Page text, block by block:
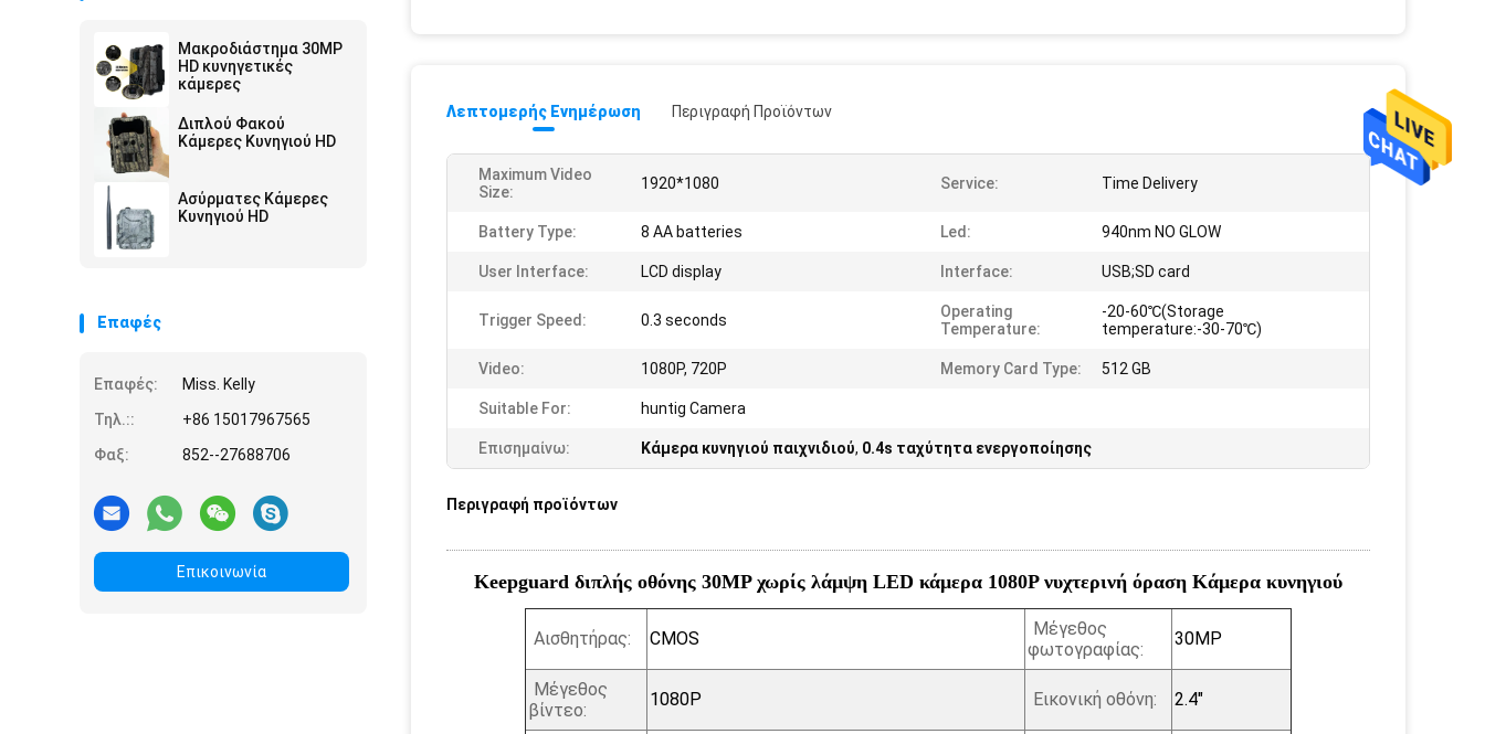
Μακροδιάστημα 30MP
HD κυνηγετικές
κάμερες
Διπλού Φακού
Κάμερες Κυνηγιού HD
Ασύρματες Κάμερες
Κυνηγιού HD
Επαφές
Επαφές:
Miss. Kelly
Τηλ.::
+86 15017967565
Φαξ:
852--27688706
Επικοινωνία
Λεπτομερής Ενημέρωση Περιγραφή Προϊόντων
Maximum Video
Size:
1920*1080 Service: Time Delivery
Battery Type: 8 AA batteries Led: 940nm NO GLOW
User Interface: LCD display Interface: USB;SD card
Trigger Speed: 0.3 seconds
Operating
Temperature:
-20-60℃(Storage
temperature:-30-70℃)
Video: 1080P, 720P Memory Card Type: 512 GB
Suitable For: huntig Camera
Επισημαίνω: Κάμερα κυνηγιού παιχνιδιού, 0.4s ταχύτητα ενεργοποίησης
Περιγραφή προϊόντων
Keepguard διπλής οθόνης 30MP χωρίς λάμψη LED κάμερα 1080P νυχτερινή όραση Κάμερα κυνηγιού
Αισθητήρας: CMOS
Μέγεθος
φωτογραφίας:
30MP
Μέγεθος
βίντεο:
1080P Εικονική οθόνη: 2.4"